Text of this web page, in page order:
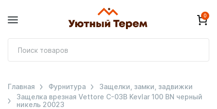
0
Главная Фурнитура
Защелки, замки, задвижки
Защелка врезная Vettore C-03B Kevlar 100 BN черный
никель 20023